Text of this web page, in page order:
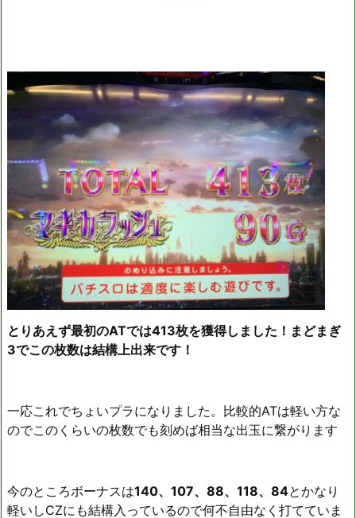
とりあえず最初のATでは413枚を獲得しました！まどまぎ
3でこの枚数は結構上出来です！
一応これでちょいプラになりました。比較的ATは軽い方な
のでこのくらいの枚数でも刻めば相当な出玉に繋がります
今のところボーナスは140、107、88、118、84とかなり
軽いしCZにも結構入っているので何不自由なく打てていま